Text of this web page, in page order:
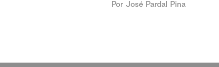
Por José Pardal Pina